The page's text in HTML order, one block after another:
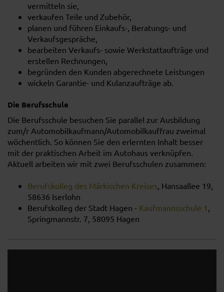
vermitteln sie,
verkaufen Teile und Zubehör,
planen und führen Einkaufs-, Beratungs- und
Verkaufsgespräche,
bearbeiten Verkaufs- sowie Werkstattaufträge und
erstellen Rechnungen,
begründen den Kunden abgerechnete Leistungen
wickeln Garantie- und Kulanzaufträge ab.
Die Berufsschule
Die Berufsschule besuchen Sie parallel zur Ausbildung
zum/r Automobilkaufmann/Automobilkauffrau zweimal
wöchentlich. So können Sie den erlernten Inhalt besser
mit der praktischen Arbeit im Autohaus verknüpfen.
Aktuell arbeiten wir mit zwei Berufsschulen zusammen:
Berufskolleg des Märkischen Kreises, Hansaallee 19,
58636 Iserlohn
Berufskolleg der Stadt Hagen - Kaufmannsschule 1 ,
Springmannstr. 7, 58095 Hagen